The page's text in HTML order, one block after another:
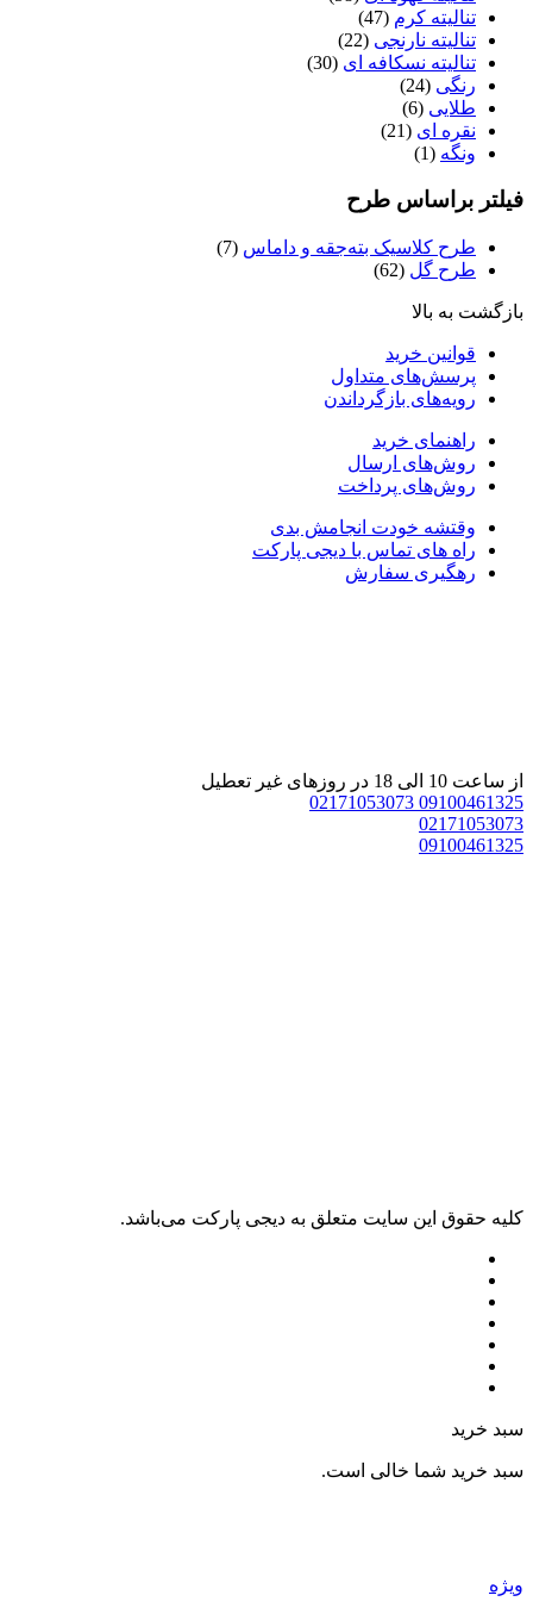
تنالیته کرم (47)
تنالیته نارنجی (22)
تنالیته نسکافه ای (30)
رنگی (24)
طلایی (6)
نقره ای (21)
ونگه (1)
فیلتر براساس طرح
طرح کلاسیک بته‌جقه و داماس (7)
طرح گل (62)
بازگشت به بالا
قوانین خرید
پرسش‌های متداول
رویه‌های بازگرداندن
راهنمای خرید
روش‌های ارسال
روش‌های پرداخت
وقتشه خودت انجامش بدی
راه های تماس با دیجی پارکت
رهگیری سفارش
از ساعت 10 الی 18 در روزهای غیر تعطیل
09100461325
02171053073
02171053073
09100461325
کليه حقوق اين سايت متعلق به دیجی پارکت می‌باشد.
سبد خرید
سبد خرید شما خالی است.
ویژه